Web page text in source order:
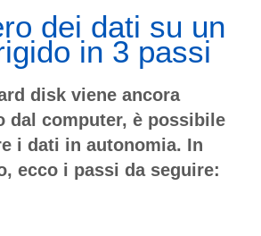
dei dati su un
in 3 passi
disk viene ancora
dal computer, è possibile
i dati in autonomia. In
ecco i passi da seguire: